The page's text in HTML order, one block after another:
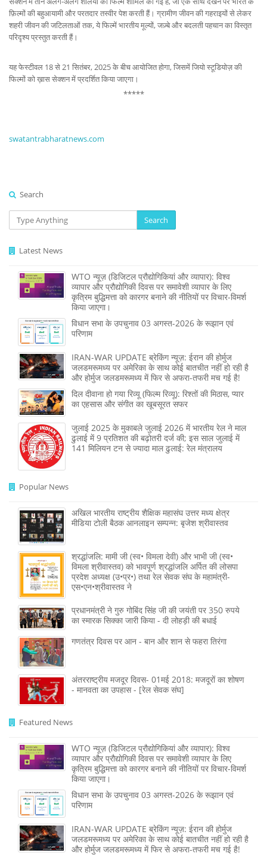
फ़िल्मों की बहुआयामी और परतदार तस्वीर पेश करती हैं। ग्रामीण जीवन की गहराइयों से लेकर
शहरी जीवन की जटिलताओं तक, ये फिल्में भारतीय मूल्यों, जज़्बे और बदलती पहचान का विस्तृत
परिदृश्य प्रस्तुत करती हैं।
यह फेस्टीवल 18 से 21 सितंबर, 2025 के बीच आयोजित होगा, जिसमें जियो स्टूडियोज़ की
फिल्मों को ख़ास सेक्शन में प्रदर्शित किया जाएगा।
*****
swatantrabharatnews.com
Search
Search
Latest News
WTO न्यूज़ (डिजिटल प्रौद्योगिकियां और व्यापार): विश्व
व्यापार और प्रौद्योगिकी दिवस पर समावेशी व्यापार के लिए
कृत्रिम बुद्धिमत्ता को कारगर बनाने की नीतियों पर विचार-विमर्श
किया जाएगा।
विधान सभा के उपचुनाव 03 अगस्त-2026 के रूझान एवं
परिणाम
IRAN-WAR UPDATE ब्रेकिंग न्यूज़: ईरान की होर्मुज
जलडमरूमध्य पर अमेरिका के साथ कोई बातचीत नहीं हो रही है
और होर्मुज जलडमरूमध्य में फिर से अफरा-तफरी मच गई है!
दिल दीवाना हो गया रिव्यू (फिल्म रिव्यू): रिश्तों की मिठास, प्यार
का एहसास और संगीत का खूबसूरत सफर
जुलाई 2025 के मुकाबले जुलाई 2026 में भारतीय रेल ने माल
ढुलाई में 9 प्रतिशत की बढ़ोतरी दर्ज की; इस साल जुलाई में
141 मिलियन टन से ज्‍यादा माल ढुलाई: रेल मंत्रालय
Popular News
अखिल भारतीय राष्ट्रीय शैक्षिक महासंघ उत्तर मध्य क्षेत्र
मीडिया टोली बैठक आनलाइन सम्पन्न: बृजेश श्रीवास्तव
श्रद्धांजलि: मामी जी (स्व• विमला देवी) और भाभी जी (स्व•
विमला श्रीवास्तव) को भावपूर्ण श्रद्धांजलि अर्पित की लोसपा
प्रदेश अध्यक्ष (उ•प्र•) तथा रेल सेवक संघ के महामंत्री-
एस•एन•श्रीवास्तव ने
प्रधानमंत्री ने गुरु गोबिंद सिंह जी की जयंती पर 350 रुपये
का स्मारक सिक्का जारी किया - दी लोहड़ी की बधाई
गणतंत्र दिवस पर आन - बान और शान से फहरा तिरंगा
अंतरराष्ट्रीय मजदूर दिवस- 01मई 2018: मजदूरों का शोषण
- मानवता का उपहास - [रेल सेवक संघ]
Featured News
WTO न्यूज़ (डिजिटल प्रौद्योगिकियां और व्यापार): विश्व
व्यापार और प्रौद्योगिकी दिवस पर समावेशी व्यापार के लिए
कृत्रिम बुद्धिमत्ता को कारगर बनाने की नीतियों पर विचार-विमर्श
किया जाएगा।
विधान सभा के उपचुनाव 03 अगस्त-2026 के रूझान एवं
परिणाम
IRAN-WAR UPDATE ब्रेकिंग न्यूज़: ईरान की होर्मुज
जलडमरूमध्य पर अमेरिका के साथ कोई बातचीत नहीं हो रही है
और होर्मुज जलडमरूमध्य में फिर से अफरा-तफरी मच गई है!